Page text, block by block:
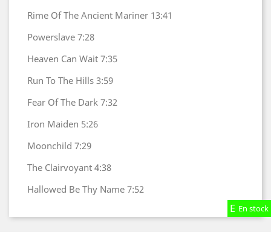
En stock
En stock
En stock
Rime Of The Ancient Mariner 13:41
Powerslave 7:28
Heaven Can Wait 7:35
Run To The Hills 3:59
Fear Of The Dark 7:32
Iron Maiden 5:26
Moonchild 7:29
The Clairvoyant 4:38
Hallowed Be Thy Name 7:52